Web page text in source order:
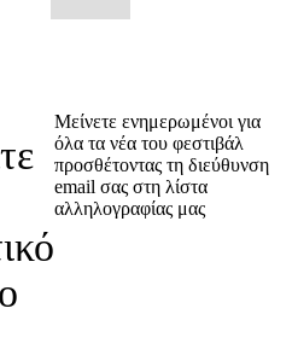
Μείνετε ενημερωμένοι για
όλα τα νέα του φεστιβάλ
προσθέτοντας τη διεύθυνση
email σας στη λίστα
αλληλογραφίας μας